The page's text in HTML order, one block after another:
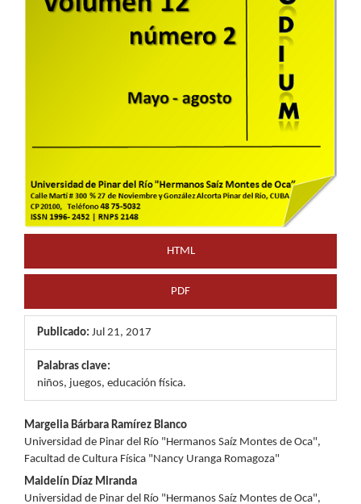
HTML
PDF
Publicado: Jul 21, 2017
Palabras clave:
niños, juegos, educación física.
Contenido
principal
del
Margelia Bárbara Ramírez Blanco
Universidad de Pinar del Río "Hermanos Saíz Montes de Oca",
Facultad de Cultura Física "Nancy Uranga Romagoza"
Maidelín Díaz Miranda
Universidad de Pinar del Río "Hermanos Saíz Montes de Oca",